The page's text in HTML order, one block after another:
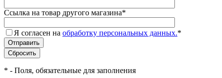
Ссылка на товар другого магазина*
Я согласен на обработку персональных данных.*
* - Поля, обязательные для заполнения